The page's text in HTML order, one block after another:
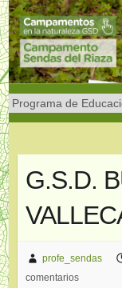
Saltar
al
contenido
G.S.D.
profe_sendas
comentarios